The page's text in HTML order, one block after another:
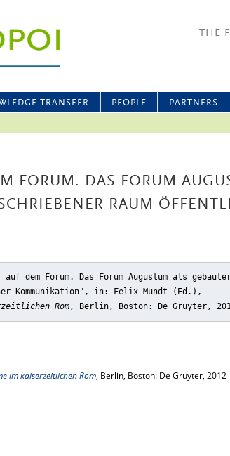
THE
TRANSFER PEOPLE PARTNERS
FORUM. DAS FORUM
RAUM
dem Forum. Das Forum Augustum als
Kommunikation" , in: Felix Mundt (Ed.),
Rom, Berlin, Boston: De Gruyter,
im kaiserzeitlichen Rom, Berlin, Boston: De Gruyter, 2012